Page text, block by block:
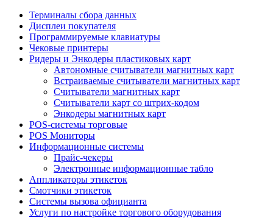
Терминалы сбора данных
Дисплеи покупателя
Программируемые клавиатуры
Чековые принтеры
Ридеры и Энкодеры пластиковых карт
Автономные считыватели магнитных карт
Встраиваемые считыватели магнитных карт
Считыватели магнитных карт
Считыватели карт со штрих-кодом
Энкодеры магнитных карт
POS-системы торговые
POS Мониторы
Информационные системы
Прайс-чекеры
Электронные информационные табло
Аппликаторы этикеток
Смотчики этикеток
Системы вызова официанта
Услуги по настройке торгового оборудования